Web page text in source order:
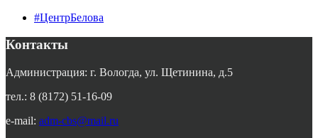
#ЦентрБелова
Контакты
Администрация: г. Вологда, ул. Щетинина, д.5
тел.: 8 (8172) 51-16-09
e-mail: adm-cbs@mail.ru